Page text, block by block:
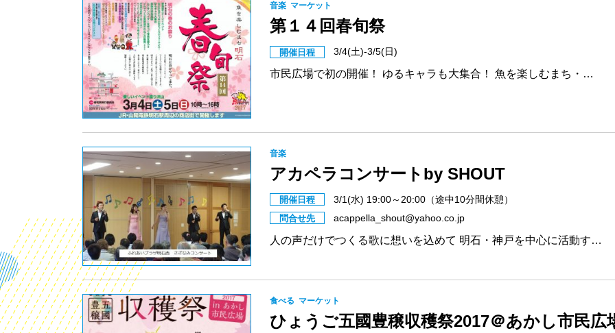
音楽 マーケット
第１４回春旬祭
開催日程 3/4(土)-3/5(日)
市民広場で初の開催！ ゆるキャラも大集合！ 魚を楽しむまち・…
音楽
アカペラコンサートby SHOUT
開催日程 3/1(水) 19:00～20:00（途中10分間休憩）
問合せ先 acappella_shout@yahoo.co.jp
人の声だけでつくる歌に想いを込めて 明石・神戸を中心に活動す…
食べる マーケット
ひょうご五國豊穣収穫祭2017＠あかし市民広